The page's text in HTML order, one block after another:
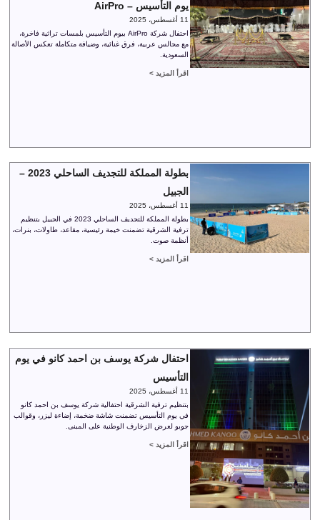
يوم التأسيس – AirPro
11 أغسطس، 2025
احتفال شركة AirPro بيوم التأسيس بلمسات تراثية فاخرة،
مع مجالس عربية، فرق غنائية، وضيافة متكاملة تعكس الأصالة
السعودية.
اقرأ المزيد >
بطولة المملكة للتجديف الساحلي 2023 –
الجبيل
11 أغسطس، 2025
بطولة المملكة للتجديف الساحلي 2023 في الجبيل بتنظيم
ترفية الشرقية تضمنت خيمة رئيسية، مقاعد، طاولات، بنرات،
أنظمة صوت.
اقرأ المزيد >
احتفال شركة يوسف بن احمد كانو في يوم
التأسيس
11 أغسطس، 2025
بتنظيم ترفية الشرقية احتفالية شركة يوسف بن احمد كانو
في يوم التأسيس تضمنت شاشة ضخمة، إضاءة ليزر، وقوالب
جوبو لعرض الزخارف الوطنية على المبنى.
اقرأ المزيد >